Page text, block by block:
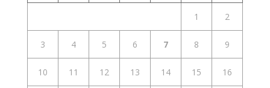
1 2
3 4 5 6 7 8 9
10 11 12 13 14 15 16